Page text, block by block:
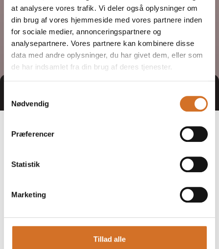
at analysere vores trafik. Vi deler også oplysninger om
din brug af vores hjemmeside med vores partnere inden
for sociale medier, annonceringspartnere og
analysepartnere. Vores partnere kan kombinere disse
data med andre oplysninger, du har givet dem, eller som
de har indsamlet fra din brug af deres tjenester.
Nødvendig
Præferencer
Statistik
Marketing
Tillad alle